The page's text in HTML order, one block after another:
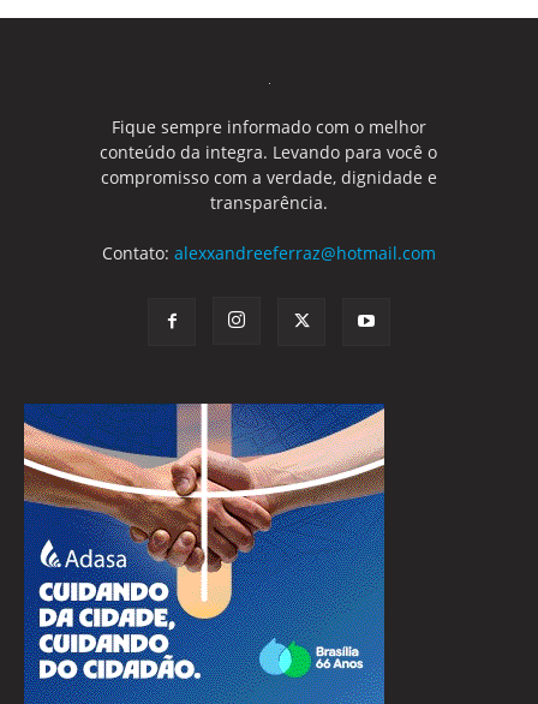
Fique sempre informado com o melhor
conteúdo da integra. Levando para você o
compromisso com a verdade, dignidade e
transparência.
Contato: alexxandreeferraz@hotmail.com